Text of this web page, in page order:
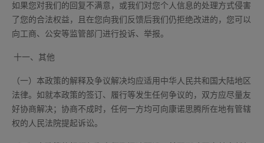
如果您对我们的回复不满意，或我们对您个人信息的处理方式侵害
了您的合法权益，且在您向我们反馈后我们仍拒绝改进的，您可以
向工商、公安等监管部门进行投诉、举报。
十一、其他
（一）本政策的解释及争议解决均应适用中华人民共和国大陆地区
法律。如就本政策的签订、履行等发生任何争议的，双方应尽量友
好协商解决；协商不成时，任何一方均可向康诺思腾所在地有管辖
权的人民法院提起诉讼。